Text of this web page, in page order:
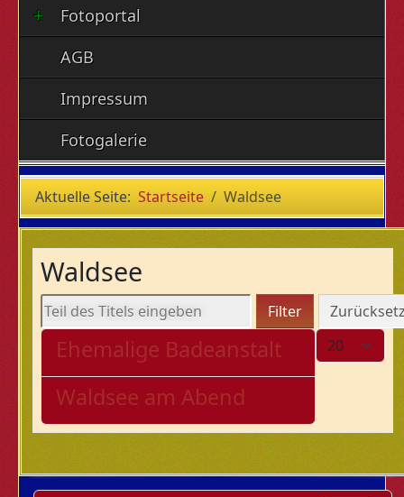
Fotoportal
AGB
Impressum
Fotogalerie
Aktuelle Seite: Startseite Waldsee
Waldsee
Teil des Titels eingeben Filter
Anzeige #
Ehemalige Badeanstalt
Waldsee am Abend